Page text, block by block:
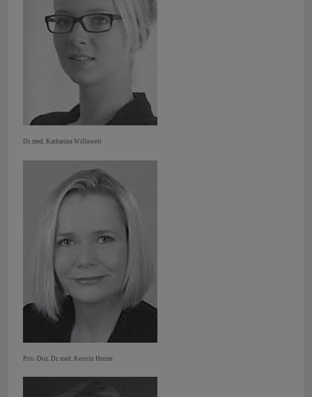
Dr. med. Katharina Willuweit
Priv.-Doz. Dr. med. Kerstin Herzer